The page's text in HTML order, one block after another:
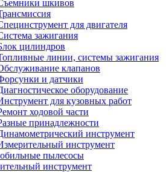
шкивов
для двигателя
зажигания
цилиндров
линии, системы зажигания
клапанов
и датчики
оборудование
для кузовных работ
ходовой части
принадлежности
инструмент
инструмент
пылесосы
инструмент